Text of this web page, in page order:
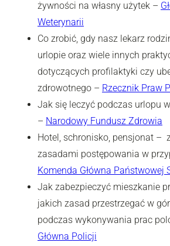
żywności na własny użytek –
Weterynarii
Co zrobić, gdy nasz lekarz
urlopie oraz wiele innych
dotyczących profilaktyki czy
zdrowotnego – Rzecznik Praw
Jak się leczyć podczas urlopu
– Narodowy Fundusz Zdrowia
Hotel, schronisko, pensjonat –
zasadami postępowania w
Komenda Główna Państwowej
Jak zabezpieczyć mieszkanie
jakich zasad przestrzegać w
podczas wykonywania prac
Główna Policji